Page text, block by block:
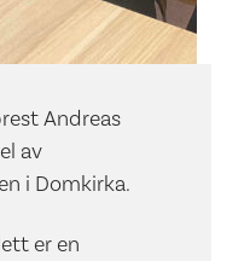
Andreas
av
i Domkirka.
er en